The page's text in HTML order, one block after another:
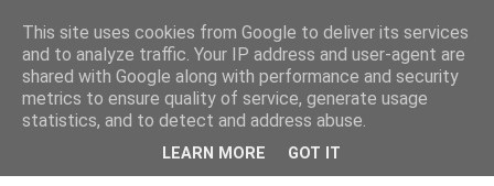
This site uses cookies from Google to deliver its services
and to analyze traffic. Your IP address and user-agent are
shared with Google along with performance and security
metrics to ensure quality of service, generate usage
statistics, and to detect and address abuse.
LEARN MORE GOT IT